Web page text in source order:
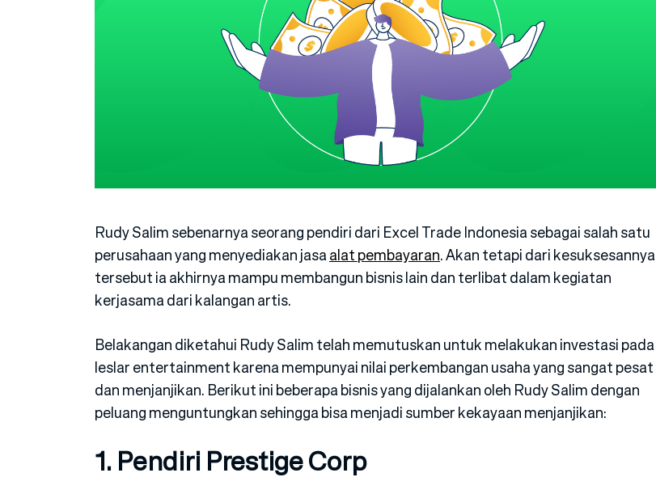
Rudy Salim sebenarnya seorang pendiri dari Excel Trade Indonesia sebagai salah satu
perusahaan yang menyediakan jasaalat pembayaran. Akan tetapi dari kesuksesannya
tersebut ia akhirnya mampu membangun bisnis lain dan terlibat dalam kegiatan
kerjasama dari kalangan artis.
Belakangan diketahui Rudy Salim telah memutuskan untuk melakukan investasi pada
leslar entertainment karena mempunyai nilai perkembangan usaha yang sangat pesat
dan menjanjikan. Berikut ini beberapa bisnis yang dijalankan oleh Rudy Salim dengan
peluang menguntungkan sehingga bisa menjadi sumber kekayaan menjanjikan:
1. Pendiri Prestige Corp